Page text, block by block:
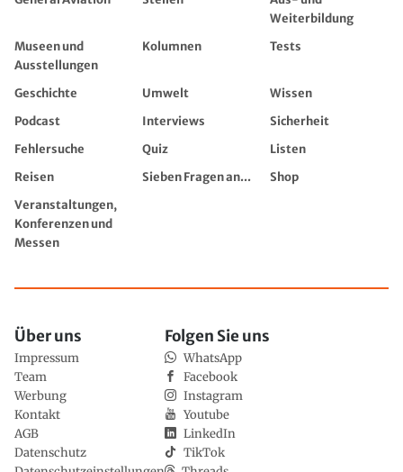
Weiterbildung
Museen und
Ausstellungen
Kolumnen Tests
Geschichte Umwelt
Wissen
Podcast
Interviews
Sicherheit
Fehlersuche
Quiz
Listen
Reisen
Sieben Fragen an...
Shop
Veranstaltungen,
Konferenzen und
Messen
Über uns
Impressum
Team
Werbung
Kontakt
AGB
Datenschutz
Folgen Sie uns
WhatsApp
Facebook
Instagram
Youtube
LinkedIn
TikTok